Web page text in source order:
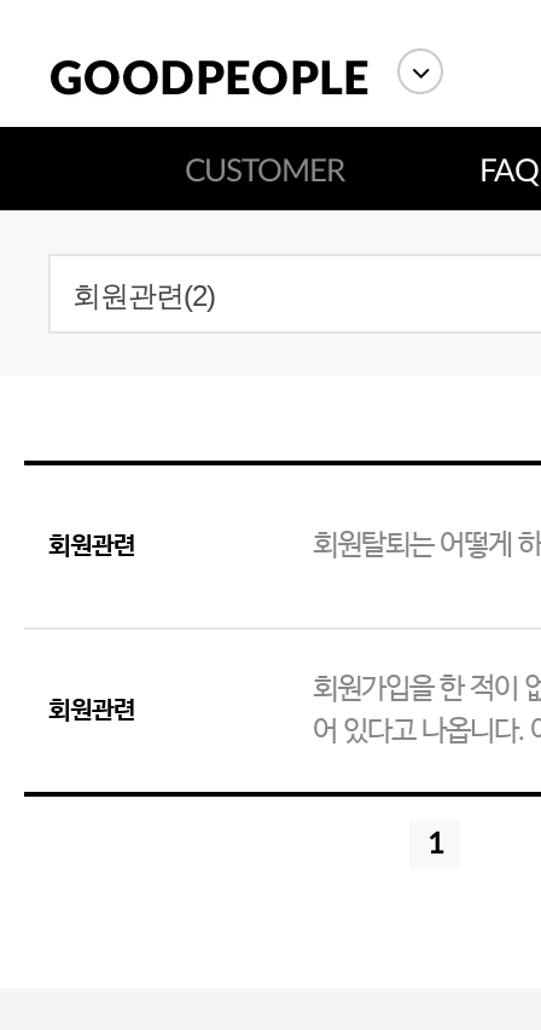
CUSTOMER FAQ
회원관련 회원탈퇴는 어떻게
회원관련
회원가입을 한 적이
어 있다고 나옵니다.
1